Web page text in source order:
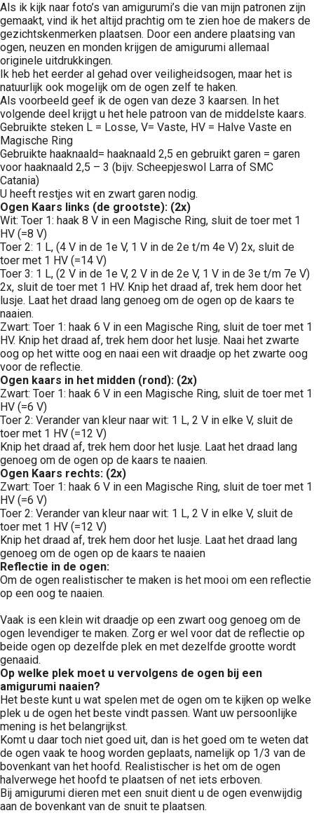
Als ik kijk naar foto’s van amigurumi’s die van mijn patronen zijn
gemaakt, vind ik het altijd prachtig om te zien hoe de makers de
gezichtskenmerken plaatsen. Door een andere plaatsing van
ogen, neuzen en monden krijgen de amigurumi allemaal
originele uitdrukkingen.
Ik heb het eerder al gehad over veiligheidsogen, maar het is
natuurlijk ook mogelijk om de ogen zelf te haken.
Als voorbeeld geef ik de ogen van deze 3 kaarsen. In het
volgende deel krijgt u het hele patroon van de middelste kaars.
Gebruikte steken L = Losse, V= Vaste, HV = Halve Vaste en
Magische Ring
Gebruikte haaknaald= haaknaald 2,5 en gebruikt garen = garen
voor haaknaald 2,5 – 3 (bijv. Scheepjeswol Larra of SMC
Catania)
U heeft restjes wit en zwart garen nodig.
Ogen Kaars links (de grootste): (2x)
Wit: Toer 1: haak 8 V in een Magische Ring, sluit de toer met 1
HV (=8 V)
Toer 2: 1 L, (4 V in de 1e V, 1 V in de 2e t/m 4e V) 2x, sluit de
toer met 1 HV (=14 V)
Toer 3: 1 L, (2 V in de 1e V, 2 V in de 2e V, 1 V in de 3e t/m 7e V)
2x, sluit de toer met 1 HV. Knip het draad af, trek hem door het
lusje. Laat het draad lang genoeg om de ogen op de kaars te
naaien.
Zwart: Toer 1: haak 6 V in een Magische Ring, sluit de toer met 1
HV. Knip het draad af, trek hem door het lusje. Naai het zwarte
oog op het witte oog en naai een wit draadje op het zwarte oog
voor de reflectie.
Ogen kaars in het midden (rond): (2x)
Zwart: Toer 1: haak 6 V in een Magische Ring, sluit de toer met 1
HV (=6 V)
Toer 2: Verander van kleur naar wit: 1 L, 2 V in elke V, sluit de
toer met 1 HV (=12 V)
Knip het draad af, trek hem door het lusje. Laat het draad lang
genoeg om de ogen op de kaars te naaien.
Ogen Kaars rechts: (2x)
Zwart: Toer 1: haak 6 V in een Magische Ring, sluit de toer met 1
HV (=6 V)
Toer 2: Verander van kleur naar wit: 1 L, 2 V in elke V, sluit de
toer met 1 HV (=12 V)
Knip het draad af, trek hem door het lusje. Laat het draad lang
genoeg om de ogen op de kaars te naaien
Reflectie in de ogen:
Om de ogen realistischer te maken is het mooi om een reflectie
op een oog te naaien.
Vaak is een klein wit draadje op een zwart oog genoeg om de
ogen levendiger te maken. Zorg er wel voor dat de reflectie op
beide ogen op dezelfde plek en met dezelfde grootte wordt
genaaid.
Op welke plek moet u vervolgens de ogen bij een
amigurumi naaien?
Het beste kunt u wat spelen met de ogen om te kijken op welke
plek u de ogen het beste vindt passen. Want uw persoonlijke
mening is het belangrijkst.
Komt u daar toch niet goed uit, dan is het goed om te weten dat
de ogen vaak te hoog worden geplaats, namelijk op 1/3 van de
bovenkant van het hoofd. Realistischer is het om de ogen
halverwege het hoofd te plaatsen of net iets erboven.
Bij amigurumi dieren met een snuit dient u de ogen evenwijdig
aan de bovenkant van de snuit te plaatsen.